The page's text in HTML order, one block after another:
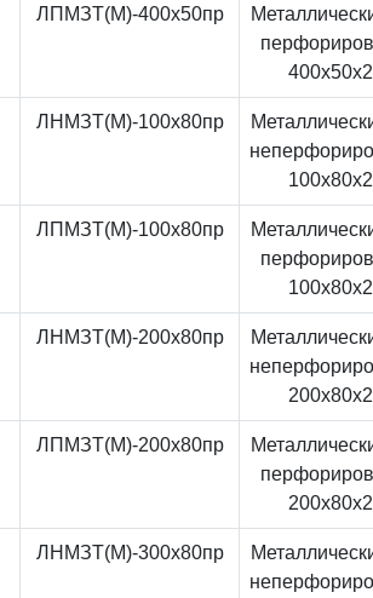
ЛПМЗТ(М)-400x50пр
ЛНМЗТ(М)-100x80пр
ЛПМЗТ(М)-100x80пр
ЛНМЗТ(М)-200x80пр
ЛПМЗТ(М)-200x80пр
ЛНМЗТ(М)-300x80пр